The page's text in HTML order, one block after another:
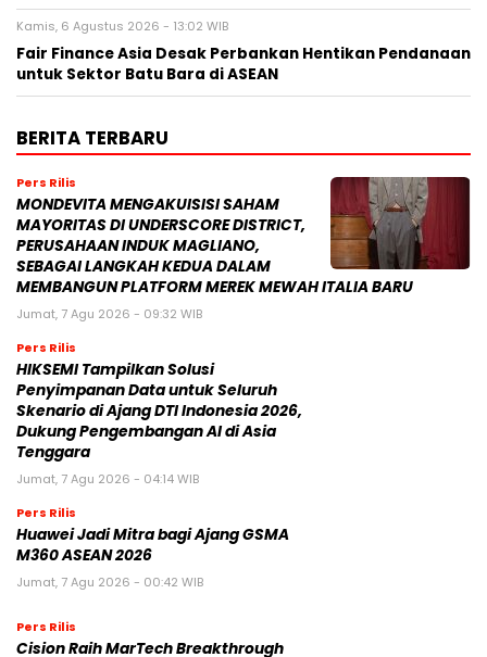
Kamis, 6 Agustus 2026 - 13:02 WIB
Fair Finance Asia Desak Perbankan Hentikan Pendanaan
untuk Sektor Batu Bara di ASEAN
BERITA TERBARU
Pers Rilis
MONDEVITA MENGAKUISISI SAHAM
MAYORITAS DI UNDERSCORE DISTRICT,
PERUSAHAAN INDUK MAGLIANO,
SEBAGAI LANGKAH KEDUA DALAM
MEMBANGUN PLATFORM MEREK MEWAH ITALIA BARU
Jumat, 7 Agu 2026 - 09:32 WIB
Pers Rilis
HIKSEMI Tampilkan Solusi
Penyimpanan Data untuk Seluruh
Skenario di Ajang DTI Indonesia 2026,
Dukung Pengembangan AI di Asia
Tenggara
Jumat, 7 Agu 2026 - 04:14 WIB
Pers Rilis
Huawei Jadi Mitra bagi Ajang GSMA
M360 ASEAN 2026
Jumat, 7 Agu 2026 - 00:42 WIB
Pers Rilis
Cision Raih MarTech Breakthrough